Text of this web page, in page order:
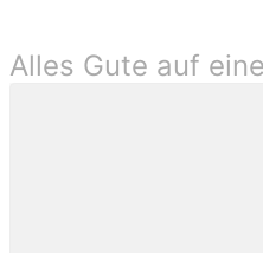
Alles Gute auf